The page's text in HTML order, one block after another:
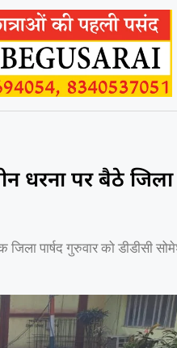
धरना पर बैठे जिला
पार्षद गुरुवार को डीडीसी